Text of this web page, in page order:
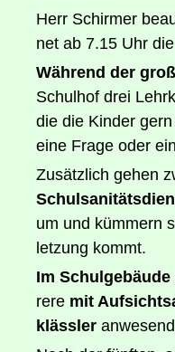
Herr Schirm­er
net ab 7.15 Uhr
Wäh­rend der
Schul­hof drei
die die Kin­der
eine Fra­ge oder
Zusätz­lich gehen
um und küm­mern
let­zung kommt.
Im Schul­ge­bäu­de
re­re mit
kläss­ler